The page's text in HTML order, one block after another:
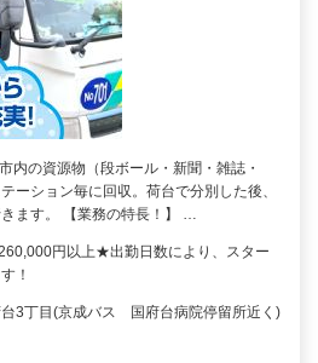
内の資源物（段ボール・新聞・雑誌・
ーション毎に回収。荷台で分別した後、
ます。 【業務の特長！】 …
円以上★出勤日数により、スター
！
3丁目(京成バス 国府台病院停留所近く)